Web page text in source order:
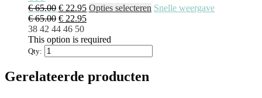
€65.00 € 22.95 Opties selecteren Snelle weergave
€65.00 € 22.95
38 42 44 46 50
This option is required
Qty:
Gerelateerde producten